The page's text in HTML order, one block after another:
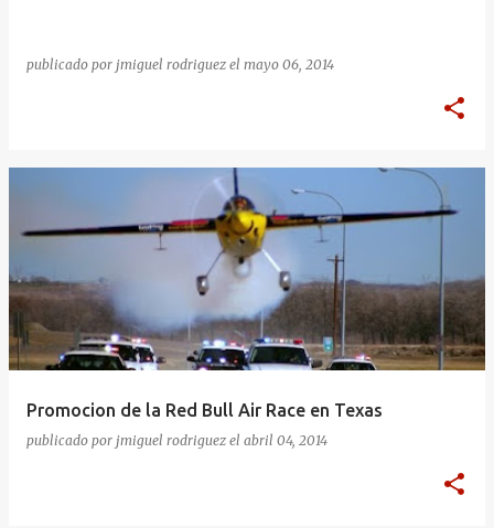
publicado por jmiguel rodriguez el mayo 06, 2014
Promocion de la Red Bull Air Race en Texas
publicado por jmiguel rodriguez el abril 04, 2014